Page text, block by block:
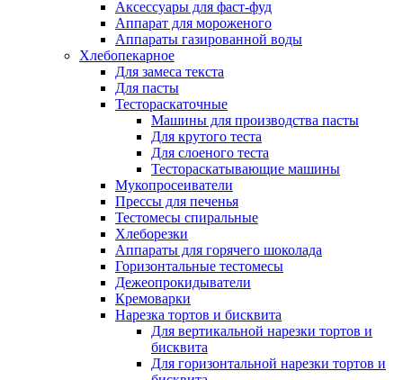
Аксессуары для фаст-фуд
Аппарат для мороженого
Аппараты газированной воды
Хлебопекарное
Для замеса текста
Для пасты
Тестораскаточные
Машины для производства пасты
Для крутого теста
Для слоеного теста
Тестораскатывающие машины
Мукопросеиватели
Прессы для печенья
Тестомесы спиральные
Хлеборезки
Аппараты для горячего шоколада
Горизонтальные тестомесы
Дежеопрокидыватели
Кремоварки
Нарезка тортов и бисквита
Для вертикальной нарезки тортов и
бисквита
Для горизонтальной нарезки тортов и